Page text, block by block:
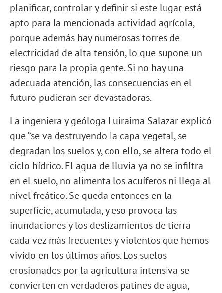
planificar, controlar y definir si este lugar está
apto para la mencionada actividad agrícola,
porque además hay numerosas torres de
electricidad de alta tensión, lo que supone un
riesgo para la propia gente. Si no hay una
adecuada atención, las consecuencias en el
futuro pudieran ser devastadoras.
La ingeniera y geóloga Luiraima Salazar explicó
que “se va destruyendo la capa vegetal, se
degradan los suelos y, con ello, se altera todo el
ciclo hídrico. El agua de lluvia ya no se infiltra
en el suelo, no alimenta los acuíferos ni llega al
nivel freático. Se queda entonces en la
superficie, acumulada, y eso provoca las
inundaciones y los deslizamientos de tierra
cada vez más frecuentes y violentos que hemos
vivido en los últimos años. Los suelos
erosionados por la agricultura intensiva se
convierten en verdaderos patines de agua,